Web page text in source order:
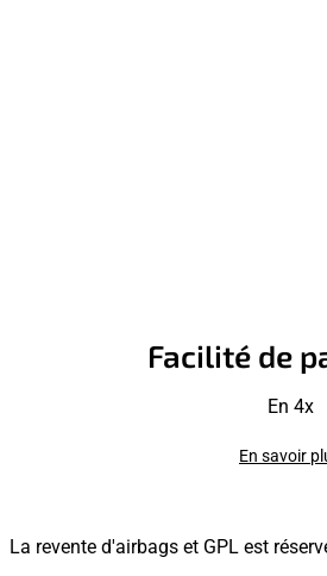
Facilité de
En 4x
En savoir
La revente d'airbags et GPL est